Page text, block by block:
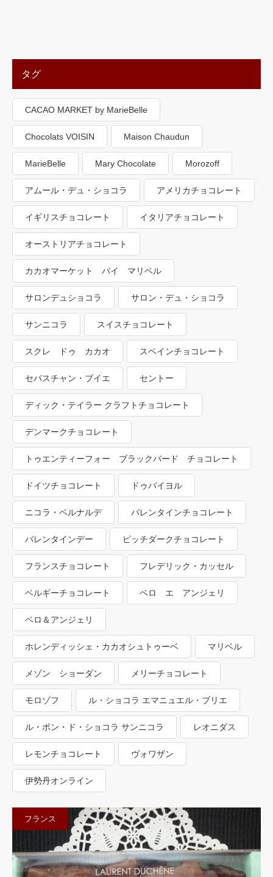
タグ
CACAO MARKET by MarieBelle
Chocolats VOISIN Maison Chaudun
MarieBelle Mary Chocolate Morozoff
アムール・デュ・ショコラ アメリカチョコレート
イギリスチョコレート イタリアチョコレート
オーストリアチョコレート
カカオマーケット バイ マリベル
サロンデュショコラ サロン・デュ・ショコラ
サンニコラ スイスチョコレート
スクレ ドゥ カカオ スペインチョコレート
セバスチャン・ブイエ セントー
ディック・テイラー クラフトチョコレート
デンマークチョコレート
トゥエンティーフォー ブラックバード チョコレート
ドイツチョコレート ドゥバイヨル
ニコラ・ベルナルデ バレンタインチョコレート
バレンタインデー ピッチダークチョコレート
フランスチョコレート フレデリック・カッセル
ベルギーチョコレート ベロ エ アンジェリ
ベロ＆アンジェリ
ホレンディッシェ・カカオシュトゥーベ マリベル
メゾン ショーダン メリーチョコレート
モロゾフ ル・ショコラ エマニュエル・ブリエ
ル・ポン・ド・ショコラ サンニコラ レオニダス
レモンチョコレート ヴォワザン
伊勢丹オンライン
フランス